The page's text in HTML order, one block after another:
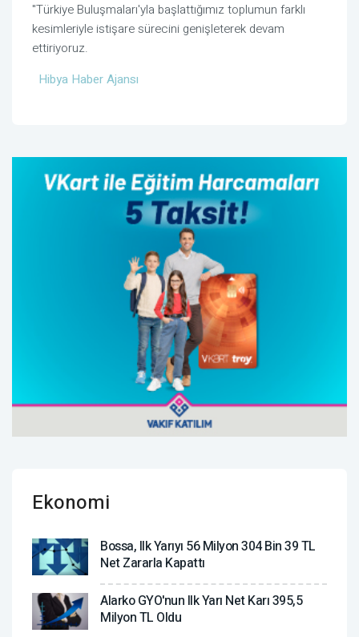
"Türkiye Buluşmaları'yla başlattığımız toplumun farklı
kesimleriyle istişare sürecini genişleterek devam
ettiriyoruz.
Hibya Haber Ajansı
Ekonomi
Bossa, Ilk Yarıyı 56 Milyon 304 Bin 39 TL
Net Zararla Kapattı
Alarko GYO'nun Ilk Yarı Net Karı 395,5
Milyon TL Oldu